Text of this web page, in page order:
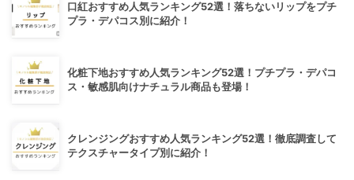
口紅おすすめ人気ランキング52選！落ちないリップをプチ
プラ・デパコス別に紹介！
化粧下地おすすめ人気ランキング52選！プチプラ・デパコ
ス・敏感肌向けナチュラル商品も登場！
クレンジングおすすめ人気ランキング52選！徹底調査して
テクスチャータイプ別に紹介！